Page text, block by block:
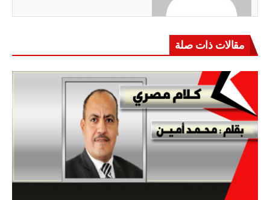
مقالات ذات صلة